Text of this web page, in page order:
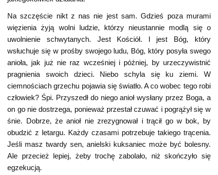
Na szczęście nikt z nas nie jest sam. Gdzieś poza murami
więzienia żyją wolni ludzie, którzy nieustannie modlą się o
uwolnienie schwytanych. Jest Kościół. I jest Bóg, który
wsłuchuje się w prośby swojego ludu, Bóg, który posyła swego
anioła, jak już nie raz wcześniej i później, by urzeczywistnić
pragnienia swoich dzieci. Niebo schyla się ku ziemi. W
ciemnościach grzechu pojawia się światło. A co wobec tego robi
człowiek? Śpi. Przyszedł do niego anioł wysłany przez Boga, a
on go nie dostrzega, ponieważ przestał czuwać i pogrążył się w
śnie. Dobrze, że anioł nie zrezygnował i trącił go w bok, by
obudzić z letargu. Każdy czasami potrzebuje takiego trącenia.
Jeśli masz twardy sen, anielski kuksaniec może być bolesny.
Ale przecież lepiej, żeby trochę zabolało, niż skończyło się
egzekucją.